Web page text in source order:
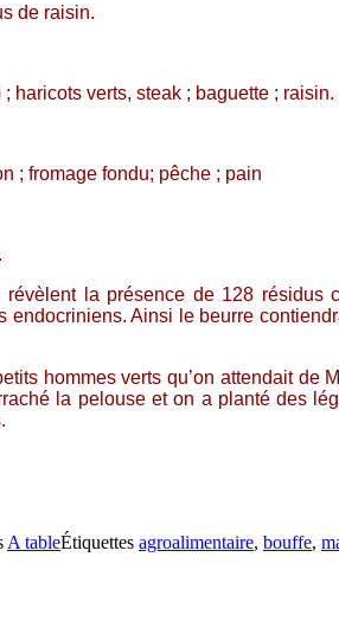
de raisin.
haricots verts, steak ; baguette ; raisin.
; fromage fondu; pêche ; pain
la présence de 128
Ainsi le beurre
hommes verts qu’on attendait
la pelouse et on a planté des
A tableÉtiquettes agroalimentaire, bouffe,